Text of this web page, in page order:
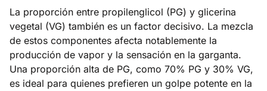
La proporción entre propilenglicol (PG) y glicerina
vegetal (VG) también es un factor decisivo. La mezcla
de estos componentes afecta notablemente la
producción de vapor y la sensación en la garganta.
Una proporción alta de PG, como 70% PG y 30% VG,
es ideal para quienes prefieren un golpe potente en la